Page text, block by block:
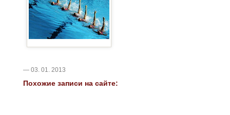
— 03. 01. 2013
Похожие записи на сайте: